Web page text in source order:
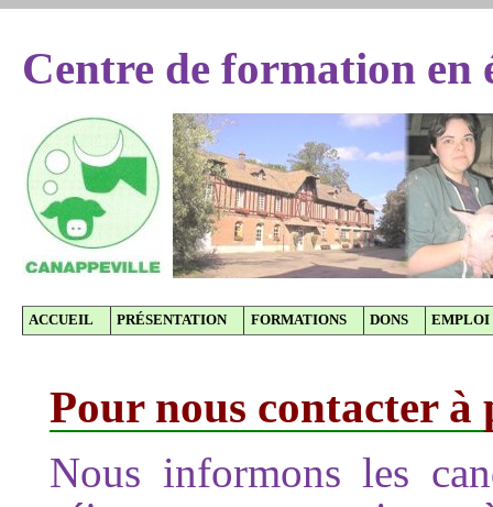
Centre de formation en
ACCUEIL PRÉSENTATION FORMATIONS DONS EMPLOI
Pour nous contacter à
Nous informons les